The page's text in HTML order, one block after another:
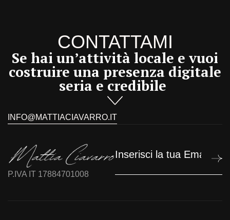
CONTATTAMI
Se hai un’attività locale e vuoi
costruire una presenza digitale
seria e credibileC
INFO@MATTIACIAVARRO.IT
P.IVA IT 17884701008